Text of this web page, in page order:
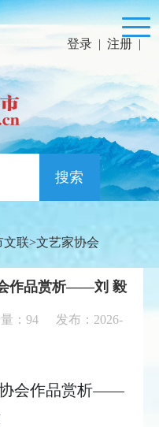
登录 | 注册 |
搜索
文联>文艺家协会
作品赏析——刘 毅
： 94
发布：2026-
协会作品赏析——